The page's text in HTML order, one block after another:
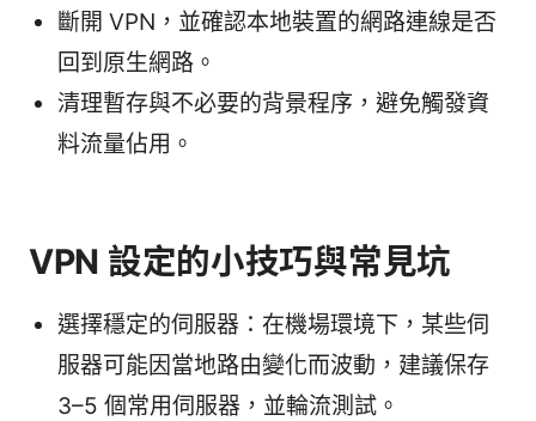
斷開 VPN，並確認本地裝置的網路連線是否
回到原生網路。
清理暫存與不必要的背景程序，避免觸發資
料流量佔用。
VPN 設定的小技巧與常見坑
選擇穩定的伺服器：在機場環境下，某些伺
服器可能因當地路由變化而波動，建議保存
3–5 個常用伺服器，並輪流測試。